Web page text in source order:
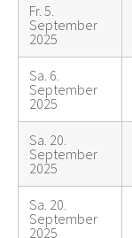
Fr. 5.
September
2025
Sa. 6.
September
2025
Sa. 20.
September
2025
Sa. 20.
September
2025